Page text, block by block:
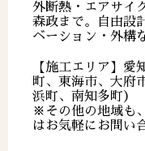
外断熱・エアサイ
森政まで。自由設
ベーション・外構
【施工エリア】愛
町、東海市、大府
浜町、南知多町）
※その他の地域も
はお気軽にお問い